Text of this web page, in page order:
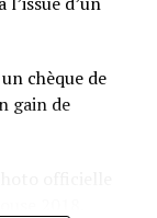
chèque de
gain de